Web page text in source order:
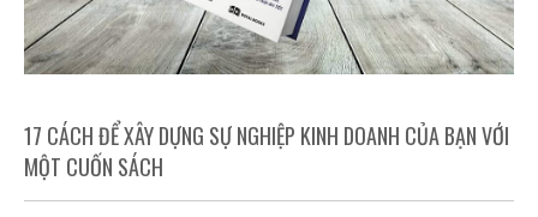
17 CÁCH ĐỂ XÂY DỰNG SỰ NGHIỆP KINH DOANH CỦA BẠN VỚI
MỘT CUỐN SÁCH